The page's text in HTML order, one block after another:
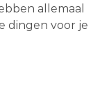
allemaal
dingen voor je